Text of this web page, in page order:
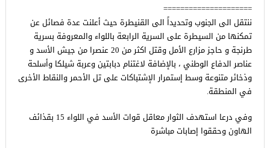
=====================
ننتقل الى الجنوب وتحديداً الى القنيطرة حيث أعلنت عدة فصائل عن
تمكنها من السيطرة على السرية الرابعة باللواء والمعروفة بسرية
طرنجة و حاجز مزارع الأمل وقتل اكثر من 20 عنصرا من جيش الأسد و
عناصر الدفاع الوطني ، بالإضافة لاغتنام دبابتين وعربة شيلكا وأسلحة
وذخائر متنوعة وسط إستمرار الإشتباكات على تل الأحمر والنقاط الأخرى
في المنطقة.
وفي درعا استهدف الثوار معاقل قوات الأسد في اللواء 15 بقذائف
الهاون وحققوا إصابات مباشرة